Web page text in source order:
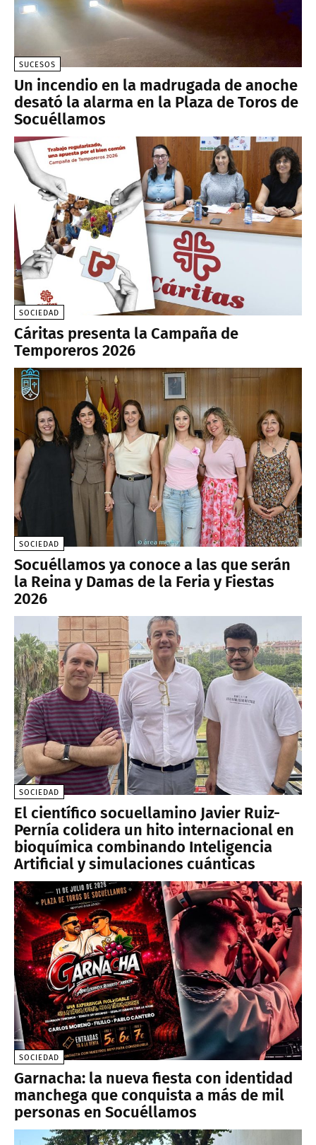
SUCESOS
Un incendio en la madrugada de anoche
desató la alarma en la Plaza de Toros de
Socuéllamos
SOCIEDAD
Cáritas presenta la Campaña de
Temporeros 2026
SOCIEDAD
Socuéllamos ya conoce a las que serán
la Reina y Damas de la Feria y Fiestas
2026
SOCIEDAD
El científico socuellamino Javier Ruiz-
Pernía colidera un hito internacional en
bioquímica combinando Inteligencia
Artificial y simulaciones cuánticas
SOCIEDAD
Garnacha: la nueva fiesta con identidad
manchega que conquista a más de mil
personas en Socuéllamos